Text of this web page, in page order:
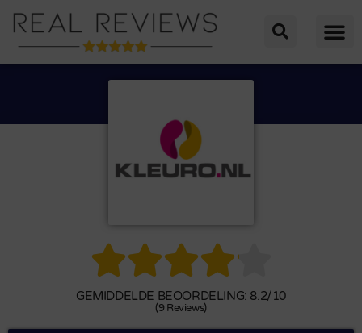

GEMIDDELDE BEOORDELING: 8.2/10
(9 Reviews)